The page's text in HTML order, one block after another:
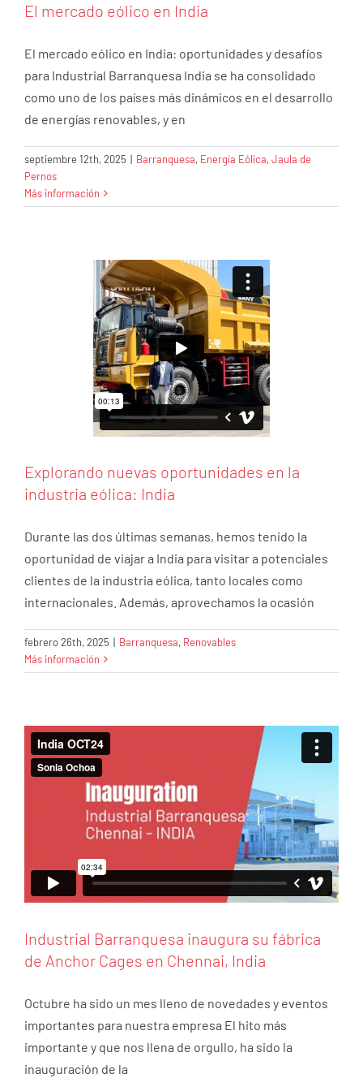
El mercado eólico en India
El mercado eólico en India: oportunidades y desafíos
para Industrial Barranquesa India se ha consolidado
como uno de los países más dinámicos en el desarrollo
de energías renovables, y en
septiembre 12th, 2025 | Barranquesa, Energía Eólica,Jaula de
Pernos
Más información
Explorando nuevas oportunidades en la
industria eólica: India
Durante las dos últimas semanas, hemos tenido la
oportunidad de viajar a India para visitar a potenciales
clientes de la industria eólica, tanto locales como
internacionales. Además, aprovechamos la ocasión
febrero 26th, 2025 | Barranquesa, Renovables
Más información
Industrial Barranquesa inaugura su fábrica
de Anchor Cages en Chennai, India
Octubre ha sido un mes lleno de novedades y eventos
importantes para nuestra empresa El hito más
importante y que nos llena de orgullo, ha sido la
inauguración de la